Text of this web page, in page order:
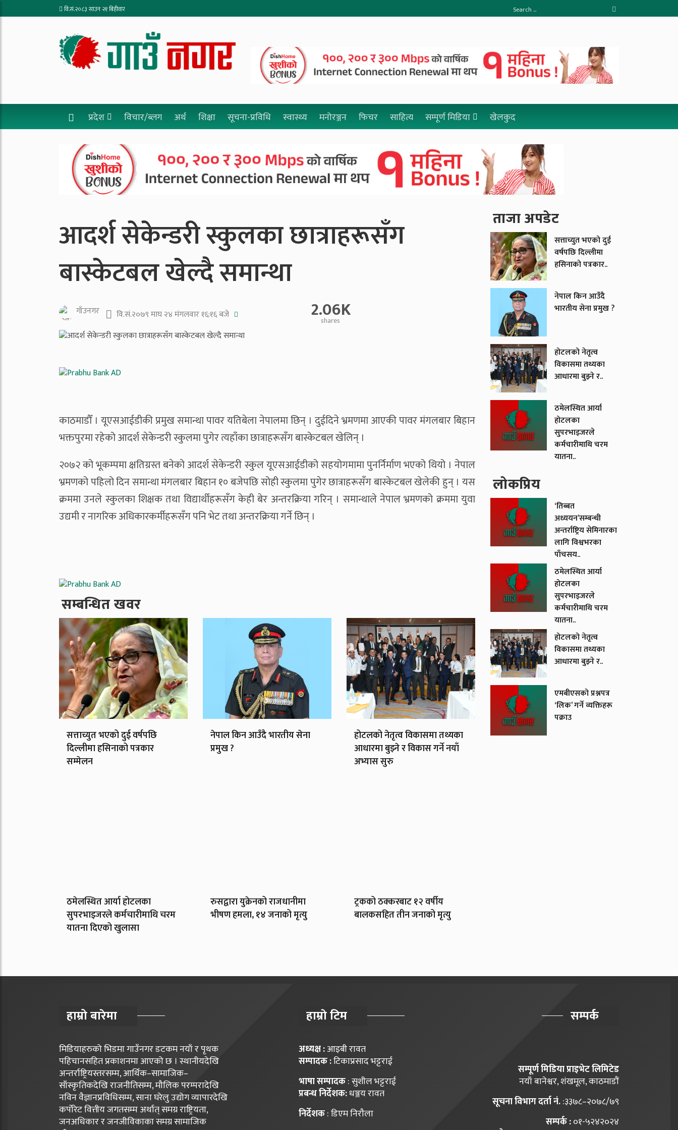
वि.सं.२०८३ साउन २१ बिहीवार
प्रदेश विचार/ब्लग अर्थ शिक्षा सूचना-प्रविधि स्वास्थ्य मनोरञ्जन फिचर साहित्य सम्पूर्ण मिडिया खेलकुद
आदर्श सेकेन्डरी स्कुलका छात्राहरूसँग
बास्केटबल खेल्दै समान्था
गाँउनगर वि.सं.२०७९ माघ २४ मंगलवार १६:१६ बजे 2.06K
shares
काठमाडौँ । यूएसआईडीकी प्रमुख समान्था पावर यतिबेला नेपालमा छिन् । दुईदिने भ्रमणमा आएकी पावर मंगलबार बिहान
भक्तपुरमा रहेको आदर्श सेकेन्डरी स्कुलमा पुगेर त्यहाँका छात्राहरूसँग बास्केटबल खेलिन् ।
२०७२ को भूकम्पमा क्षतिग्रस्त बनेको आदर्श सेकेन्डरी स्कुल यूएसआईडीको सहयोगमामा पुनर्निर्माण भएको थियो । नेपाल
भ्रमणको पहिलो दिन समान्था मंगलबार बिहान १० बजेपछि सोही स्कुलमा पुगेर छात्राहरूसँग बास्केटबल खेलेकी हुन् । यस
क्रममा उनले स्कुलका शिक्षक तथा विद्यार्थीहरूसँग केही बेर अन्तरक्रिया गरिन् । समान्थाले नेपाल भ्रमणको क्रममा युवा
उद्यमी र नागरिक अधिकारकर्मीहरूसँग पनि भेट तथा अन्तरक्रिया गर्ने छिन् ।
सम्बन्धित खवर
सत्ताच्युत भएको दुई वर्षपछि
दिल्लीमा हसिनाको पत्रकार
सम्मेलन
नेपाल किन आउँदै भारतीय सेना
प्रमुख ?
होटलको नेतृत्व विकासमा तथ्यका
आधारमा बुझ्ने र विकास गर्ने नयाँ
अभ्यास सुरु
ठमेलस्थित आर्या होटलका
सुपरभाइजरले कर्मचारीमाथि चरम
यातना दिएको खुलासा
रुसद्वारा युक्रेनको राजधानीमा
भीषण हमला, १४ जनाको मृत्यु
ट्रकको ठक्करबाट १२ वर्षीय
बालकसहित तीन जनाको मृत्यु
ताजा अपडेट
सत्ताच्युत भएको दुई
वर्षपछि दिल्लीमा
हसिनाको पत्रकार..
नेपाल किन आउँदै
भारतीय सेना प्रमुख ?
होटलको नेतृत्व
विकासमा तथ्यका
आधारमा बुझ्ने र..
ठमेलस्थित आर्या
होटलका
सुपरभाइजरले
कर्मचारीमाथि चरम
यातना..
लाेकप्रिय
‘तिब्बत
अध्ययन’सम्बन्धी
अन्तर्राष्ट्रिय सेमिनारका
लागि विश्वभरका
पाँचसय..
ठमेलस्थित आर्या
होटलका
सुपरभाइजरले
कर्मचारीमाथि चरम
यातना..
होटलको नेतृत्व
विकासमा तथ्यका
आधारमा बुझ्ने र..
एमबीएसको प्रश्नपत्र
‘लिक’ गर्ने व्यक्तिहरू
पक्राउ
हाम्रो बारेमा
मिडियाहरुको भिडमा गाउँनगर डटकम नयाँ र पृथक
पहिचानसहित प्रकाशनमा आएको छ । स्थानीयदेखि
अन्तर्राष्ट्रियस्तरसम्म, आर्थिक–सामाजिक–
साँस्कृतिकदेखि राजनीतिसम्म, मौलिक परम्परादेखि
नविन वैज्ञानप्रविधिसम्म, साना घरेलु उद्योग व्यापारदेखि
कर्पोरेट वित्तीय जगतसम्म अर्थात् समग्र राष्ट्रियता,
जनअधिकार र जनजीविकाका समग्र सामाजिक
हाम्राे टिम
अध्यक्ष :आइबी रावत
सम्पादक :टिकाप्रसाद भट्टराई
भाषा सम्पादक: सुशील भट्टराई
प्रबन्ध निर्देशक:धञ्जय रावत
निर्देशक: डिएम निराैला
सम्पर्क
सम्पूर्ण मिडिया प्राइभेट लिमिटेड
नयाँ बानेश्वर, शंखमूल, काठमाडौं
सूचना विभाग दर्ता नं.:३३७८–२०७८/७९
सम्पर्क :०१-५२४२०२४